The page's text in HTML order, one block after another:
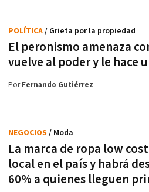
El peronismo amenaza
vuelve al poder y le hace
POLÍTICA/ Grieta por la propiedad
PorFernando Gutiérrez
La marca de ropa low
local en el país y habrá
60% a quienes lleguen
NEGOCIOS / Moda